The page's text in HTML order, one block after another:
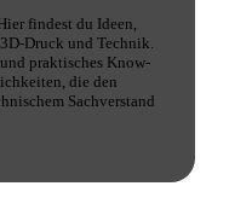
findest du Ideen,
Druck und Technik.
praktisches Know-
die den
Sachverstand